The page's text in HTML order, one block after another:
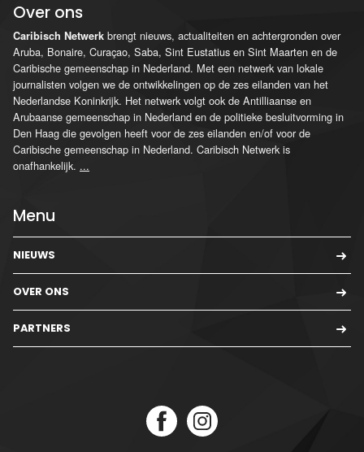
Over ons
Caribisch Netwerk brengt nieuws, actualiteiten en achtergronden over
Aruba, Bonaire, Curaçao, Saba, Sint Eustatius en Sint Maarten en de
Caribische gemeenschap in Nederland. Met een netwerk van lokale
journalisten volgen we de ontwikkelingen op de zes eilanden van het
Nederlandse Koninkrijk. Het netwerk volgt ook de Antilliaanse en
Arubaanse gemeenschap in Nederland en de politieke besluitvorming in
Den Haag die gevolgen heeft voor de zes eilanden en/of voor de
Caribische gemeenschap in Nederland. Caribisch Netwerk is
onafhankelijk. ...
Menu
NIEUWS
OVER ONS
PARTNERS